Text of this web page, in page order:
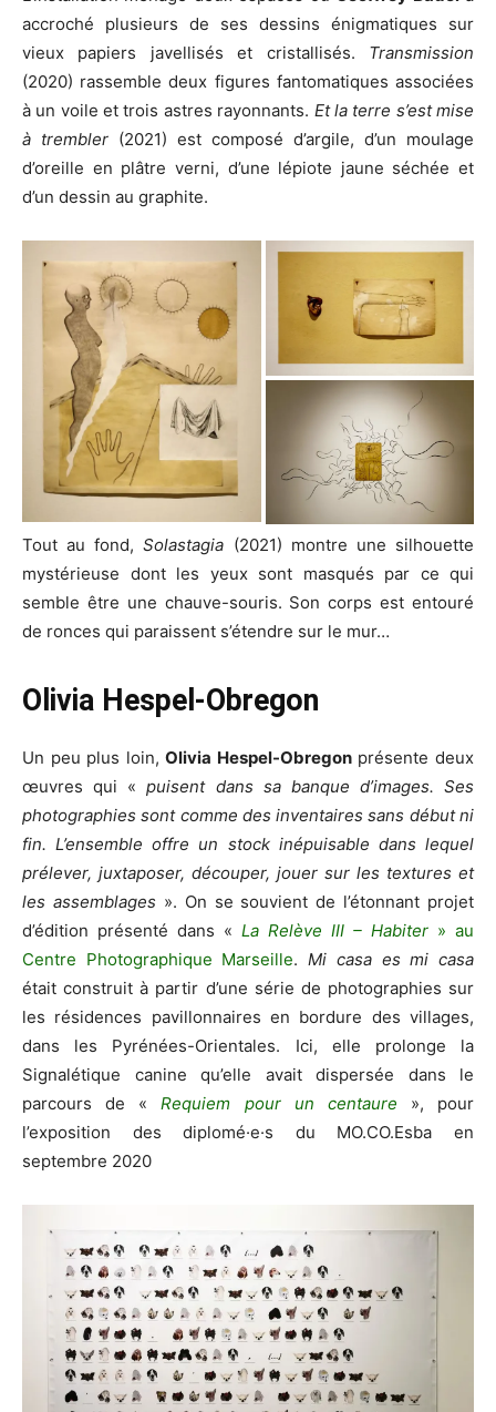
accroché plusieurs de ses dessins énigmatiques sur
vieux papiers javellisés et cristallisés. Transmission
(2020) rassemble deux figures fantomatiques associées
à un voile et trois astres rayonnants. Et la terre s’est mise
à trembler (2021) est composé d’argile, d’un moulage
d’oreille en plâtre verni, d’une lépiote jaune séchée et
d’un dessin au graphite.
Tout au fond,Solastagia (2021) montre une silhouette
mystérieuse dont les yeux sont masqués par ce qui
semble être une chauve-souris. Son corps est entouré
de ronces qui paraissent s’étendre sur le mur…
Olivia Hespel-Obregon
Un peu plus loin,Olivia Hespel-Obregonprésente deux
œuvres qui « puisent dans sa banque d’images. Ses
photographies sont comme des inventaires sans début ni
fin. L’ensemble offre un stock inépuisable dans lequel
prélever, juxtaposer, découper, jouer sur les textures et
les assemblages ». On se souvient de l’étonnant projet
d’édition présenté dans « La Relève III – Habiter » au
Centre Photographique Marseille.Mi casa es mi casa
était construit à partir d’une série de photographies sur
les résidences pavillonnaires en bordure des villages,
dans les Pyrénées-Orientales. Ici, elle prolonge la
Signalétique canine qu’elle avait dispersée dans le
parcours de «Requiem pour un centaure », pour
l’exposition des diplomé·e·s du MO.CO.Esba en
septembre 2020